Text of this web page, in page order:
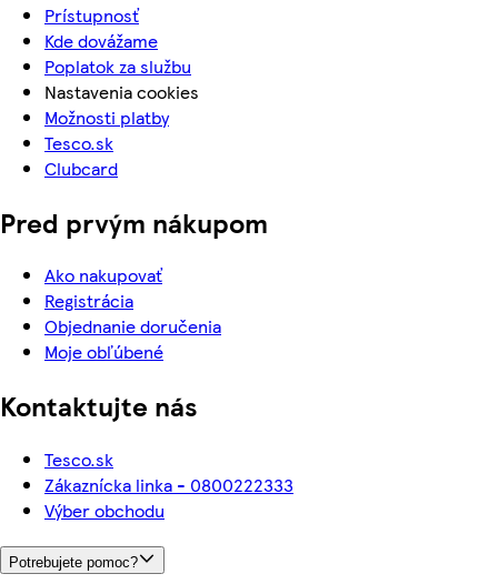
Prístupnosť
Kde dovážame
Poplatok za službu
Nastavenia cookies
Možnosti platby
Tesco.sk
Clubcard
Pred prvým nákupom
Ako nakupovať
Registrácia
Objednanie doručenia
Moje obľúbené
Kontaktujte nás
Tesco.sk
Zákaznícka linka - 0800222333
Výber obchodu
Potrebujete pomoc?